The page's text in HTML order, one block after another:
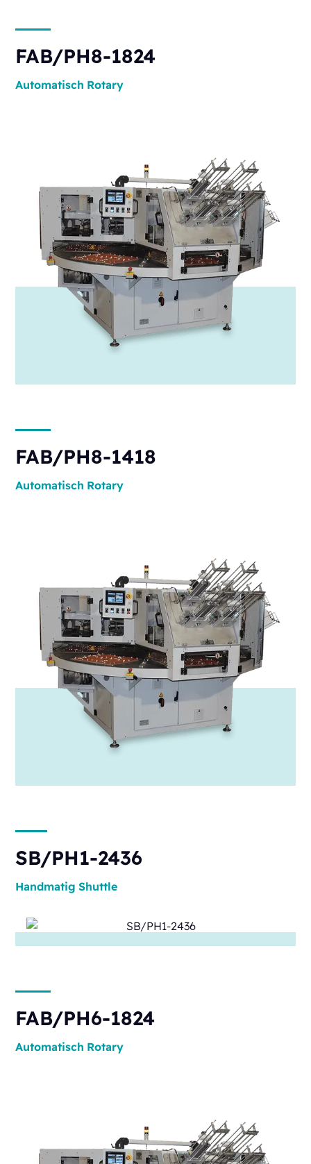
FAB/PH8-1824
Automatisch Rotary
FAB/PH8-1418
Automatisch Rotary
SB/PH1-2436
Handmatig Shuttle
FAB/PH6-1824
Automatisch Rotary